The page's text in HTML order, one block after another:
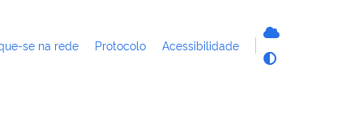
se na rede Protocolo Acessibilidade